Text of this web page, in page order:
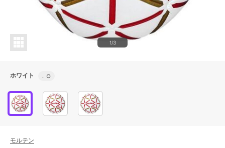
1/3
ホワイト . ○
モルテン